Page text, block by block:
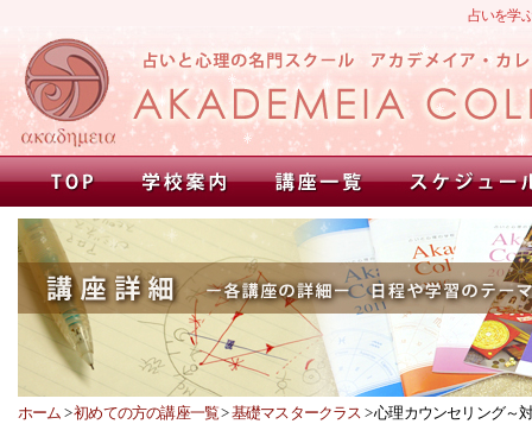
占いを学
ホーム >初めての方の講座一覧>基礎マスタークラス > 心理カウンセリング～